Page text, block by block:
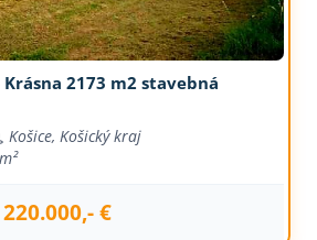
Krásna 2173 m2 stavebná
Košice, Košický kraj
220.000,- €